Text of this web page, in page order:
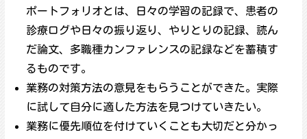
ポートフォリオとは、日々の学習の記録で、患者の
診療ログや日々の振り返り、やりとりの記録、読ん
だ論文、多職種カンファレンスの記録などを蓄積す
るものです。
業務の対策方法の意見をもらうことができた。実際
に試して自分に適した方法を見つけていきたい。
業務に優先順位を付けていくことも大切だと分かっ